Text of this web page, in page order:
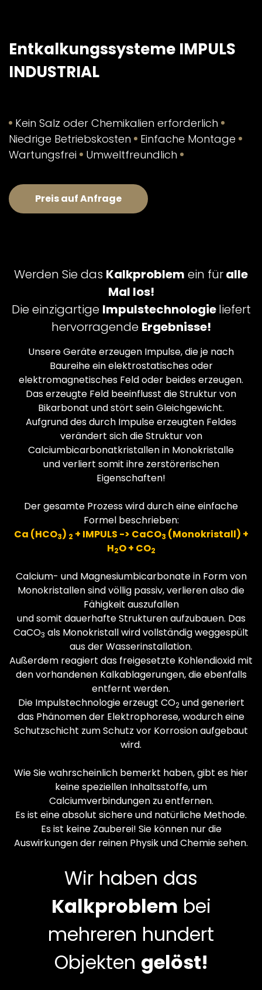
Entkalkungssysteme IMPULS
INDUSTRIAL
Kein Salz oder Chemikalien erforderlich
Niedrige Betriebskosten
Einfache Montage
Wartungsfrei
Umweltfreundlich
Preis auf Anfrage
Werden Sie das Kalkproblem ein füralle
Mal los!
Die einzigartige Impulstechnologieliefert
hervorragende Ergebnisse!
Unsere Geräte erzeugen Impulse, die je nach
Baureihe ein elektrostatisches oder
elektromagnetisches Feld oder beides erzeugen.
Das erzeugte Feld beeinflusst die Struktur von
Bikarbonat und stört sein Gleichgewicht.
Aufgrund des durch Impulse erzeugten Feldes
verändert sich die Struktur von
Calciumbicarbonatkristallen in Monokristalle
und verliert somit ihre zerstörerischen
Eigenschaften!
Der gesamte Prozess wird durch eine einfache
Formel beschrieben:
Ca (HCO3) 2 + IMPULS -> CaCO3 (Monokristall) +
H2O + CO2
Calcium- und Magnesiumbicarbonate in Form von
Monokristallen sind völlig passiv, verlieren also die
Fähigkeit auszufallen
und somit dauerhafte Strukturen aufzubauen. Das
CaCO3 als Monokristall wird vollständig weggespült
aus der Wasserinstallation.
Außerdem reagiert das freigesetzte Kohlendioxid mit
den vorhandenen Kalkablagerungen, die ebenfalls
entfernt werden.
Die Impulstechnologie erzeugt CO2 und generiert
das Phänomen der Elektrophorese, wodurch eine
Schutzschicht zum Schutz vor Korrosion aufgebaut
wird.
Wie Sie wahrscheinlich bemerkt haben, gibt es hier
keine speziellen Inhaltsstoffe, um
Calciumverbindungen zu entfernen.
Es ist eine absolut sichere und natürliche Methode.
Es ist keine Zauberei! Sie können nur die
Auswirkungen der reinen Physik und Chemie sehen.
Wir haben das
Kalkproblem bei
mehreren hundert
Objekten gelöst!